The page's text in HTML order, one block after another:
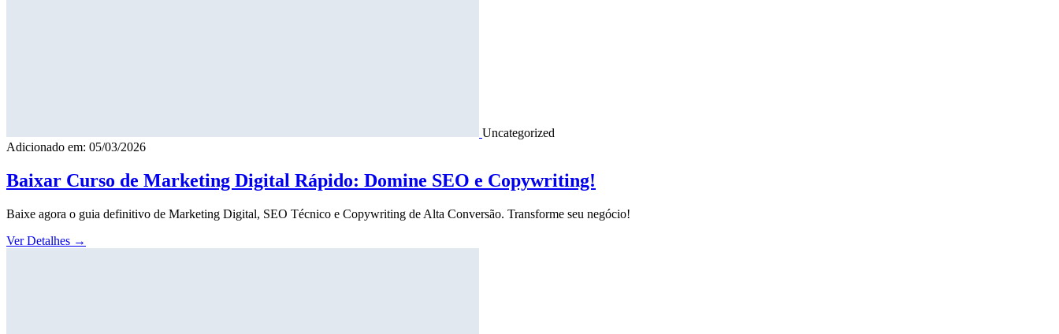
Uncategorized
Adicionado em: 05/03/2026
Baixar Curso de Marketing Digital Rápido: Domine SEO e Copywriting!
Baixe agora o guia definitivo de Marketing Digital, SEO Técnico e Copywriting de Alta Conversão. Transforme seu negócio!
Ver Detalhes →